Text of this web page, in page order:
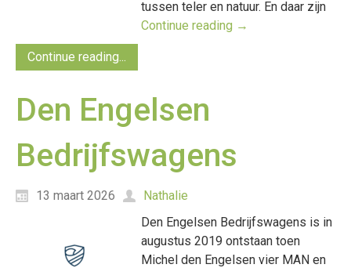
tussen teler en natuur. En daar zijn
Continue reading →
Continue reading...
Den Engelsen
Bedrijfswagens
13 maart 2026
Nathalie
Den Engelsen Bedrijfswagens is in
augustus 2019 ontstaan toen
Michel den Engelsen vier MAN en